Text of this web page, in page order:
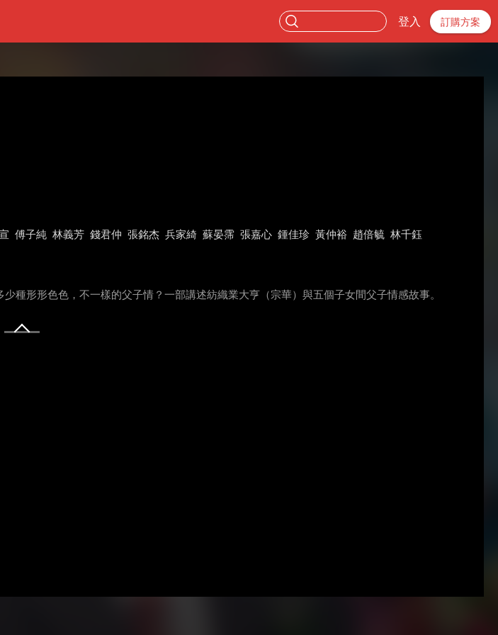
登入 訂購方案
傅子純 林義芳 錢君仲 張銘杰 兵家綺 蘇晏霈 張嘉心 鍾佳珍 黃仲裕 趙倍毓 林千鈺
形形色色，不一樣的父子情？一部講述紡織業大亨（宗華）與五個子女間父子情感故事。